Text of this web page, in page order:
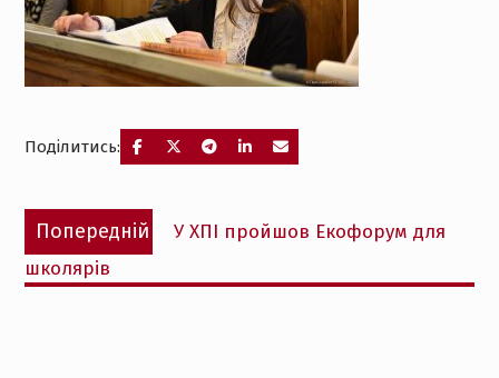
Поділитись:
Навігація
записів
Попередній
Попередній
запис:
У ХПІ пройшов Екофорум для
школярів